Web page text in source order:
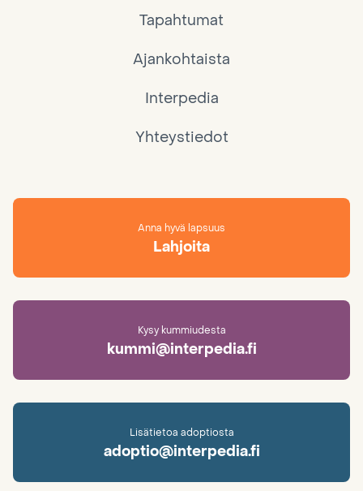
Tapahtumat
Ajankohtaista
Interpedia
Yhteystiedot
Anna hyvä lapsuus
Lahjoita
Kysy kummiudesta
kummi@interpedia.fi
Lisätietoa adoptiosta
adoptio@interpedia.fi